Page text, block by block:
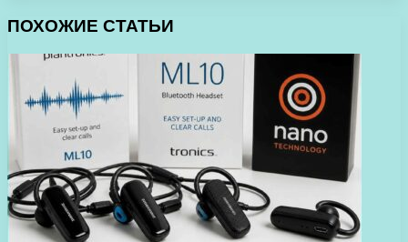
ПОХОЖИЕ СТАТЬИ